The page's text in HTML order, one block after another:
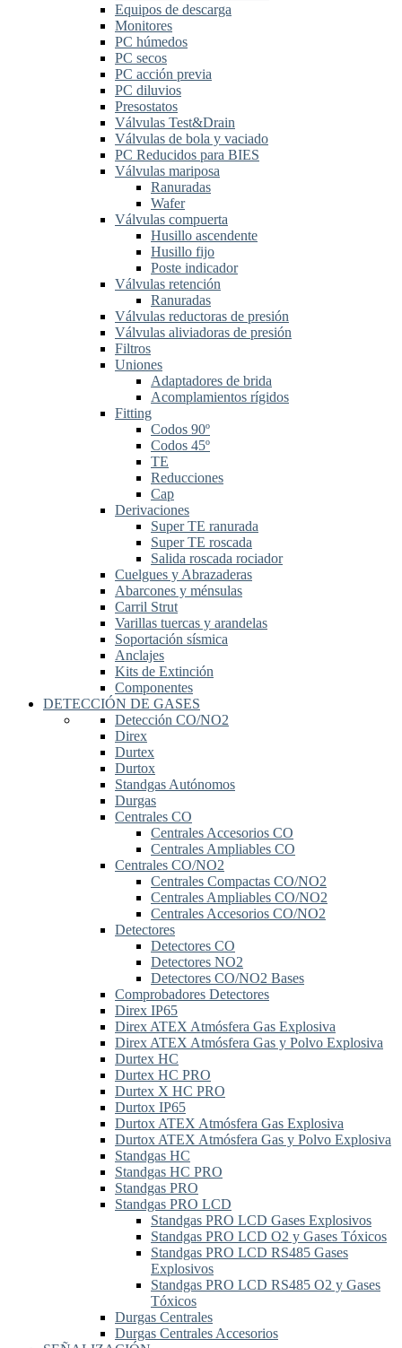
Equipos de descarga
Monitores
PC húmedos
PC secos
PC acción previa
PC diluvios
Presostatos
Válvulas Test&Drain
Válvulas de bola y vaciado
PC Reducidos para BIES
Válvulas mariposa
Ranuradas
Wafer
Válvulas compuerta
Husillo ascendente
Husillo fijo
Poste indicador
Válvulas retención
Ranuradas
Válvulas reductoras de presión
Válvulas aliviadoras de presión
Filtros
Uniones
Adaptadores de brida
Acomplamientos rígidos
Fitting
Codos 90º
Codos 45º
TE
Reducciones
Cap
Derivaciones
Super TE ranurada
Super TE roscada
Salida roscada rociador
Cuelgues y Abrazaderas
Abarcones y ménsulas
Carril Strut
Varillas tuercas y arandelas
Soportación sísmica
Anclajes
Kits de Extinción
Componentes
DETECCIÓN DE GASES
Detección CO/NO2
Direx
Durtex
Durtox
Standgas Autónomos
Durgas
Centrales CO
Centrales Accesorios CO
Centrales Ampliables CO
Centrales CO/NO2
Centrales Compactas CO/NO2
Centrales Ampliables CO/NO2
Centrales Accesorios CO/NO2
Detectores
Detectores CO
Detectores NO2
Detectores CO/NO2 Bases
Comprobadores Detectores
Direx IP65
Direx ATEX Atmósfera Gas Explosiva
Direx ATEX Atmósfera Gas y Polvo Explosiva
Durtex HC
Durtex HC PRO
Durtex X HC PRO
Durtox IP65
Durtox ATEX Atmósfera Gas Explosiva
Durtox ATEX Atmósfera Gas y Polvo Explosiva
Standgas HC
Standgas HC PRO
Standgas PRO
Standgas PRO LCD
Standgas PRO LCD Gases Explosivos
Standgas PRO LCD O2 y Gases Tóxicos
Standgas PRO LCD RS485 Gases
Explosivos
Standgas PRO LCD RS485 O2 y Gases
Tóxicos
Durgas Centrales
Durgas Centrales Accesorios